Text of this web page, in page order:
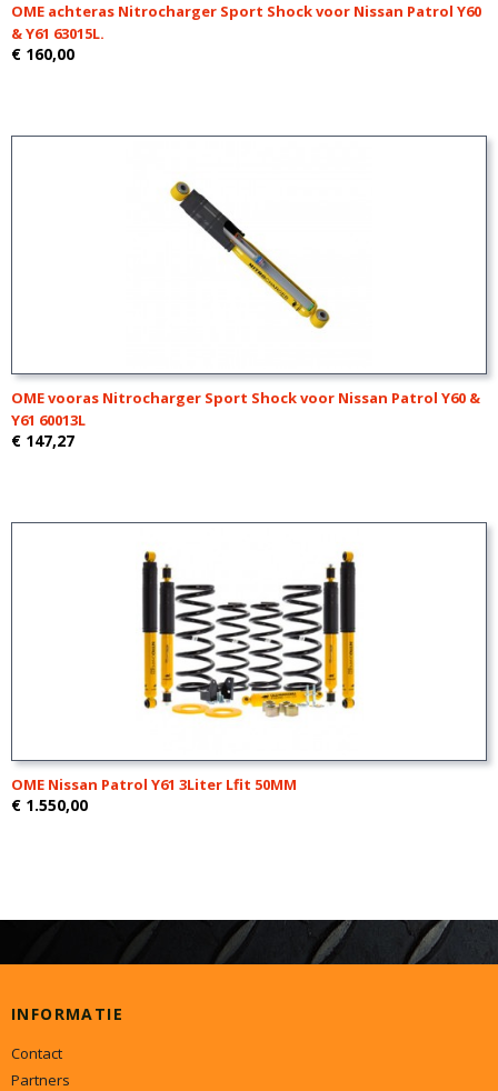
OME achteras Nitrocharger Sport Shock voor Nissan Patrol Y60
& Y61 63015L.
€ 160,00
OME vooras Nitrocharger Sport Shock voor Nissan Patrol Y60 &
Y61 60013L
€ 147,27
OME Nissan Patrol Y61 3Liter Lfit 50MM
€ 1.550,00
INFORMATIE
Contact
Partners